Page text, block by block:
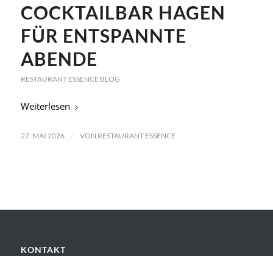
COCKTAILBAR HAGEN
FÜR ENTSPANNTE
ABENDE
RESTAURANT ESSENCE BLOG
Weiterlesen
27. MAI 2026 / VON RESTAURANT ESSENCE
KONTAKT